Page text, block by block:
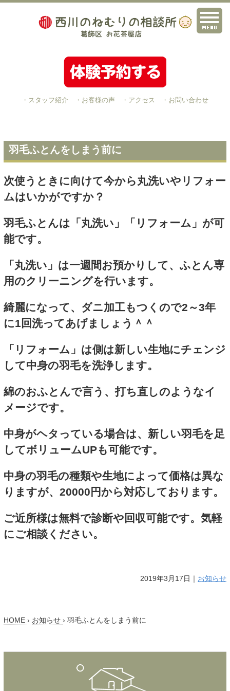
・スタッフ紹介 ・お客様の声 ・アクセス ・お問い合わせ
羽毛ふとんをしまう前に
次使うときに向けて今から丸洗いやリフォー
ムはいかがですか？
羽毛ふとんは「丸洗い」「リフォーム」が可
能です。
「丸洗い」は一週間お預かりして、ふとん専
用のクリーニングを行います。
綺麗になって、ダニ加工もつくので2～3年
に1回洗ってあげましょう＾＾
「リフォーム」は側は新しい生地にチェンジ
して中身の羽毛を洗浄します。
綿のおふとんで言う、打ち直しのようなイ
メージです。
中身がヘタっている場合は、新しい羽毛を足
してボリュームUPも可能です。
中身の羽毛の種類や生地によって価格は異な
りますが、20000円から対応しております。
ご近所様は無料で診断や回収可能です。気軽
にご相談ください。
2019年3月17日｜ お知らせ
HOME › お知らせ › 羽毛ふとんをしまう前に